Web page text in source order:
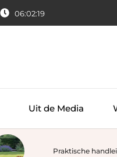
06:02:20
Uit de Media
Praktische